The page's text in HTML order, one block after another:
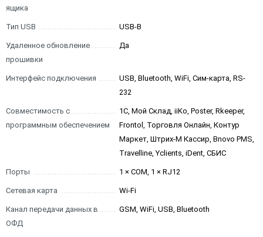
ящика
Тип USB USB-B
Удаленное обновление
прошивки
Да
Интерфейс подключения
USB, Bluetooth, WiFi, Сим-карта, RS-
232
Совместимость с
программным обеспечением
1С, Мой Склад, iiKo, Poster, Rkeeper,
Frontol, Торговля Онлайн, Контур
Маркет, Штрих-М Кассир, Bnovo PMS,
Travelline, Yclients, iDent, СБИС
Порты 1 × COM, 1 × RJ12
Сетевая карта Wi-Fi
Канал передачи данных в
ОФД
GSM, WiFi, USB, Bluetooth